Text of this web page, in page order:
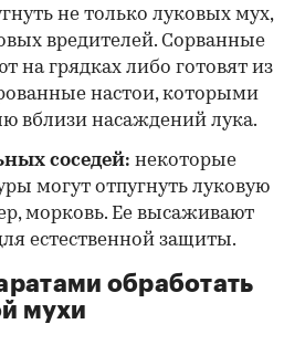
не только луковых мух,
вредителей. Сорванные
на грядках либо готовят из
настои, которыми
вблизи насаждений лука.
соседей: некоторые
могут отпугнуть луковую
морковь. Ее высаживают
естественной защиты.
обработать
мухи